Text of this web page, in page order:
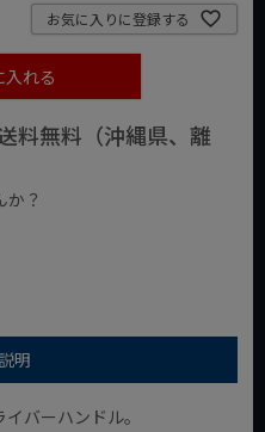
お気に入りに登録する
入れる
料無料（沖縄県、離
？
明
バーハンドル。